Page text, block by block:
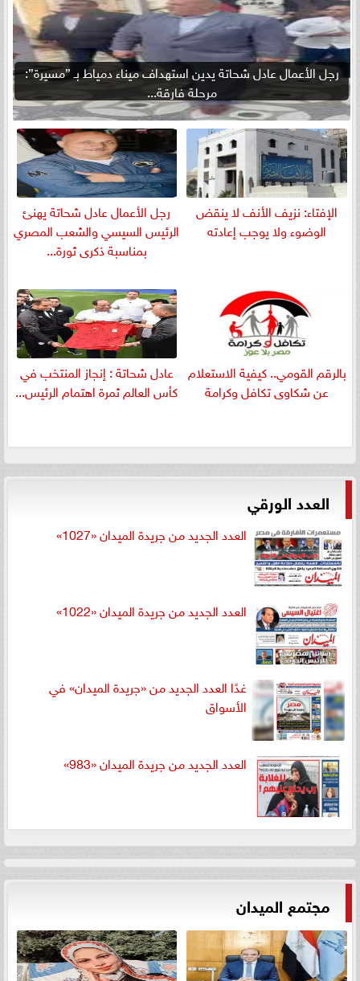
رجل الأعمال عادل شحاتة يدين استهداف ميناء دمياط بـ ”مسيرة”:
مرحلة فارقة...
الإفتاء: نزيف الأنف لا ينقض
الوضوء ولا يوجب إعادته
رجل الأعمال عادل شحاتة يهنئ
الرئيس السيسي والشعب المصري
بمناسبة ذكرى ثورة...
بالرقم القومي.. كيفية الاستعلام
عن شكاوى تكافل وكرامة
عادل شحاتة : إنجاز المنتخب في
كأس العالم ثمرة اهتمام الرئيس...
العدد الورقي
العدد الجديد من جريدة الميدان «1027»
العدد الجديد من جريدة الميدان «1022»
غدًا العدد الجديد من «جريدة الميدان» في
الأسواق
العدد الجديد من جريدة الميدان «983»
مجتمع الميدان